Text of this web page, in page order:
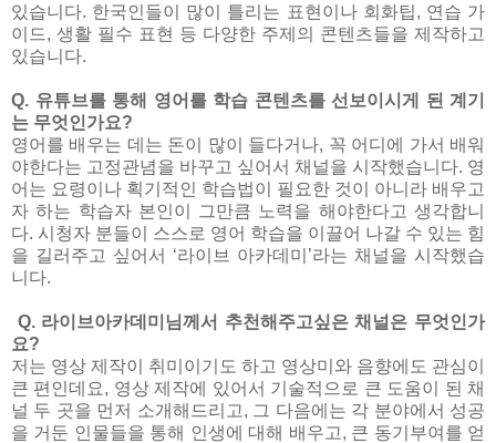
있습니다. 한국인들이 많이 틀리는 표현이나 회화팁, 연습 가
이드, 생활 필수 표현 등 다양한 주제의 콘텐츠들을 제작하고
있습니다.
Q. 유튜브를 통해 영어를 학습 콘텐츠를 선보이시게 된 계기
는 무엇인가요?
영어를 배우는 데는 돈이 많이 들다거나, 꼭 어디에 가서 배워
야한다는 고정관념을 바꾸고 싶어서 채널을 시작했습니다. 영
어는 요령이나 획기적인 학습법이 필요한 것이 아니라 배우고
자 하는 학습자 본인이 그만큼 노력을 해야한다고 생각합니
다. 시청자 분들이 스스로 영어 학습을 이끌어 나갈 수 있는 힘
을 길러주고 싶어서 ‘라이브 아카데미’라는 채널을 시작했습
니다.
Q. 라이브아카데미님께서 추천해주고싶은 채널은 무엇인가
요?
저는 영상 제작이 취미이기도 하고 영상미와 음향에도 관심이
큰 편인데요, 영상 제작에 있어서 기술적으로 큰 도움이 된 채
널 두 곳을 먼저 소개해드리고, 그 다음에는 각 분야에서 성공
을 거둔 인물들을 통해 인생에 대해 배우고, 큰 동기부여를 얻